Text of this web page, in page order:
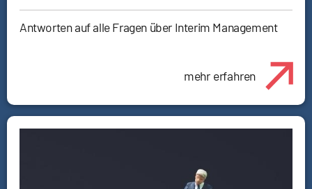
Antworten auf alle Fragen über Interim Management
mehr erfahren